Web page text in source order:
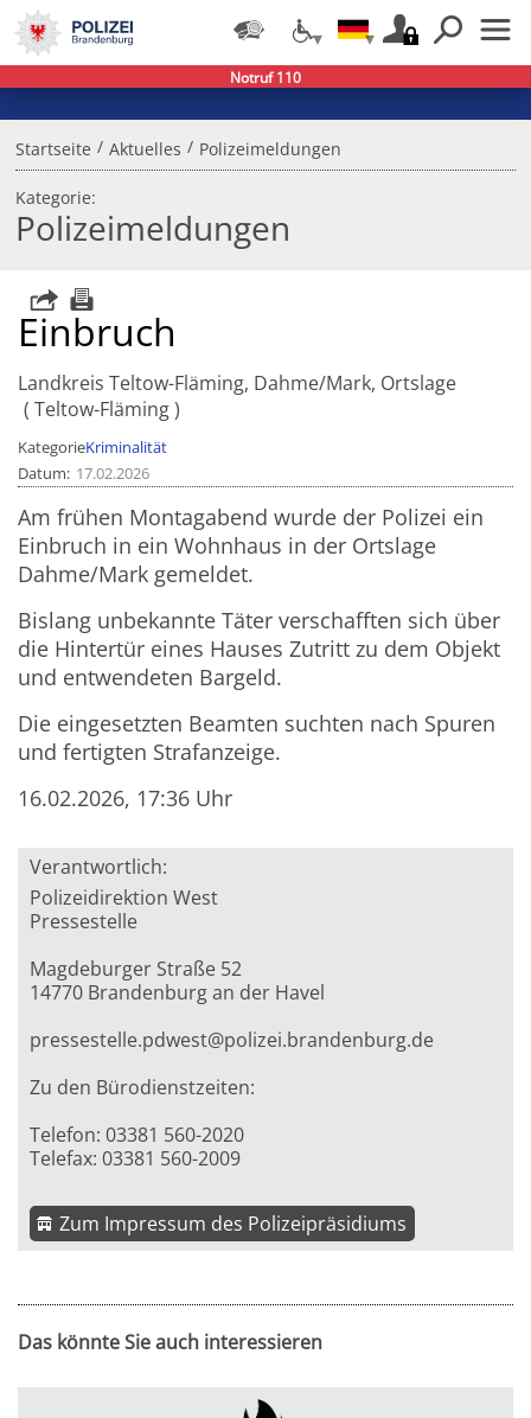
Startseite / Aktuelles / Polizeimeldungen
Kategorie:
Polizeimeldungen
Einbruch
Landkreis Teltow-Fläming, Dahme/Mark, Ortslage
Teltow-Fläming
KategorieKriminalität
Datum 17.02.2026
Am frühen Montagabend wurde der Polizei ein
Einbruch in ein Wohnhaus in der Ortslage
Dahme/Mark gemeldet.
Bislang unbekannte Täter verschafften sich über
die Hintertür eines Hauses Zutritt zu dem Objekt
und entwendeten Bargeld.
Die eingesetzten Beamten suchten nach Spuren
und fertigten Strafanzeige.
16.02.2026, 17:36 Uhr
Verantwortlich:
Polizeidirektion West
Pressestelle
Magdeburger Straße 52
14770 Brandenburg an der Havel
pressestelle.pdwest@polizei.brandenburg.de
Zu den Bürodienstzeiten:
Telefon: 03381 560-2020
Telefax: 03381 560-2009
Zum Impressum des Polizeipräsidiums
Das könnte Sie auch interessieren
Notruf 110